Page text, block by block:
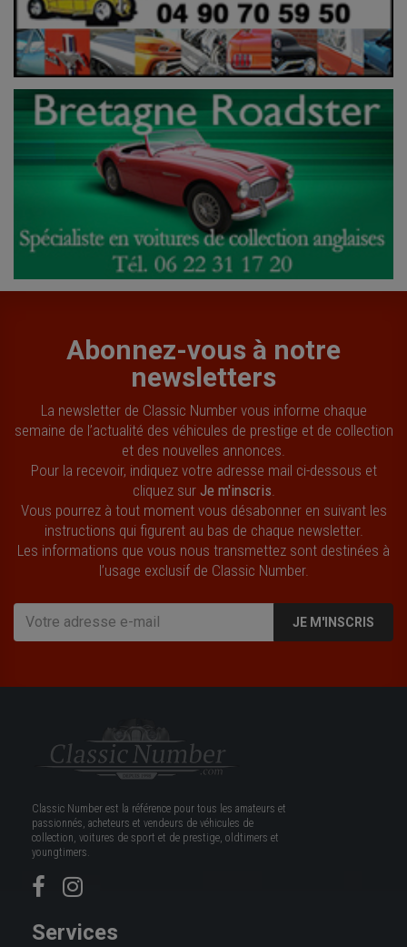
Abonnez-vous à notre
newsletters
La newsletter de Classic Number vous informe chaque
semaine de l’actualité des véhicules de prestige et de collection
et des nouvelles annonces.
Pour la recevoir, indiquez votre adresse mail ci-dessous et
cliquez sur Je m'inscris
Vous pourrez à tout moment vous désabonner en suivant les
instructions qui figurent au bas de chaque newsletter.
Les informations que vous nous transmettez sont destinées à
l’usage exclusif de Classic Number.
JE M'INSCRIS
Classic Number est la référence pour tous les amateurs et
passionnés, acheteurs et vendeurs de véhicules de
collection, voitures de sport et de prestige, oldtimers et
youngtimers.
Services